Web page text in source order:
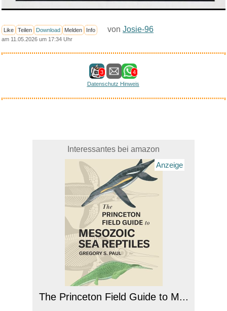
Like Teilen Download Melden Info von Josie-96
am 11.05.2026 um 17:34 Uhr
3
4
Datenschutz Hinweis
Interessantes bei amazon
Anzeige
The Princeton Field Guide to M...